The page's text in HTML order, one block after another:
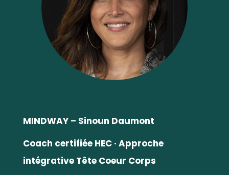
MINDWAY – Sinoun Daumont
Coach certifiée HEC · Approche
intégrative Tête Coeur Corps